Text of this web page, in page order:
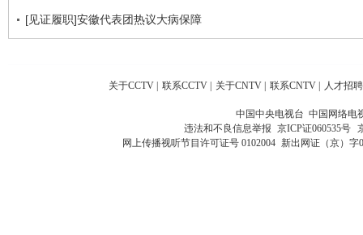
[见证履职]安徽代表团热议大病保障
关于CCTV | 联系CCTV | 关于CNTV | 联系CNTV | 人才招聘
中国中央电视台 中国网络电
违法和不良信息举报 京ICP证060535号
网上传播视听节目许可证号 0102004 新出网证（京）